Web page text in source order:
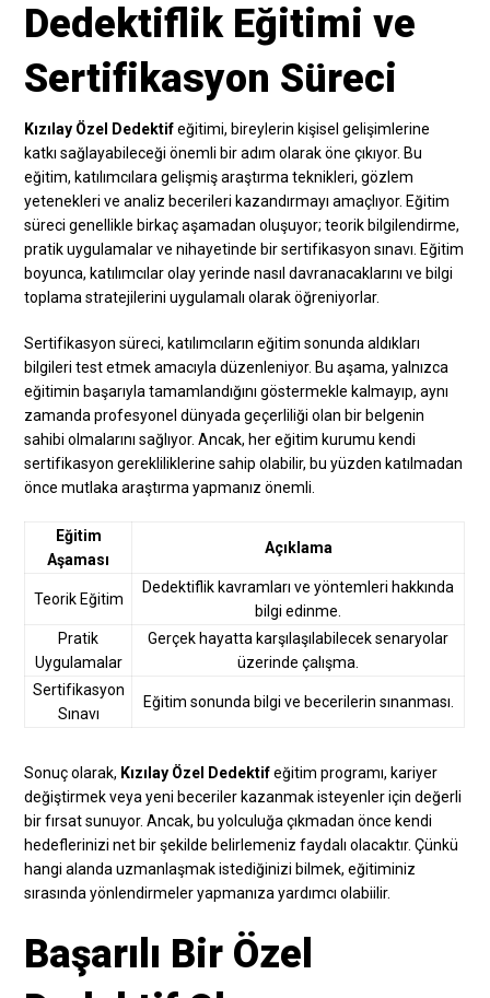
Dedektiflik Eğitimi ve
Sertifikasyon Süreci
Kızılay Özel Dedektifeğitimi, bireylerin kişisel gelişimlerine
katkı sağlayabileceği önemli bir adım olarak öne çıkıyor. Bu
eğitim, katılımcılara gelişmiş araştırma teknikleri, gözlem
yetenekleri ve analiz becerileri kazandırmayı amaçlıyor. Eğitim
süreci genellikle birkaç aşamadan oluşuyor; teorik bilgilendirme,
pratik uygulamalar ve nihayetinde bir sertifikasyon sınavı. Eğitim
boyunca, katılımcılar olay yerinde nasıl davranacaklarını ve bilgi
toplama stratejilerini uygulamalı olarak öğreniyorlar.
Sertifikasyon süreci, katılımcıların eğitim sonunda aldıkları
bilgileri test etmek amacıyla düzenleniyor. Bu aşama, yalnızca
eğitimin başarıyla tamamlandığını göstermekle kalmayıp, aynı
zamanda profesyonel dünyada geçerliliği olan bir belgenin
sahibi olmalarını sağlıyor. Ancak, her eğitim kurumu kendi
sertifikasyon gerekliliklerine sahip olabilir, bu yüzden katılmadan
önce mutlaka araştırma yapmanız önemli.
Eğitim
Aşaması
Açıklama
Teorik Eğitim
Dedektiflik kavramları ve yöntemleri hakkında
bilgi edinme.
Pratik
Uygulamalar
Gerçek hayatta karşılaşılabilecek senaryolar
üzerinde çalışma.
Sertifikasyon
Sınavı
Eğitim sonunda bilgi ve becerilerin sınanması.
Sonuç olarak, Kızılay Özel Dedektifeğitim programı, kariyer
değiştirmek veya yeni beceriler kazanmak isteyenler için değerli
bir fırsat sunuyor. Ancak, bu yolculuğa çıkmadan önce kendi
hedeflerinizi net bir şekilde belirlemeniz faydalı olacaktır. Çünkü
hangi alanda uzmanlaşmak istediğinizi bilmek, eğitiminiz
sırasında yönlendirmeler yapmanıza yardımcı olabiilir.
Başarılı Bir Özel